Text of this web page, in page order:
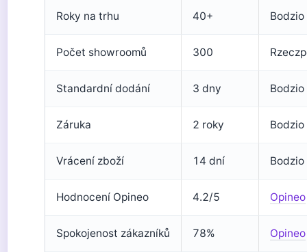
Roky na trhu 40+ Bodzio
Počet showroomů 300
Standardní dodání 3 dny Bodzio
Záruka 2 roky
Vrácení zboží 14 dní Bodzio
Hodnocení Opineo 4.2/5 Opineo
Spokojenost zákazníků 78% Opineo